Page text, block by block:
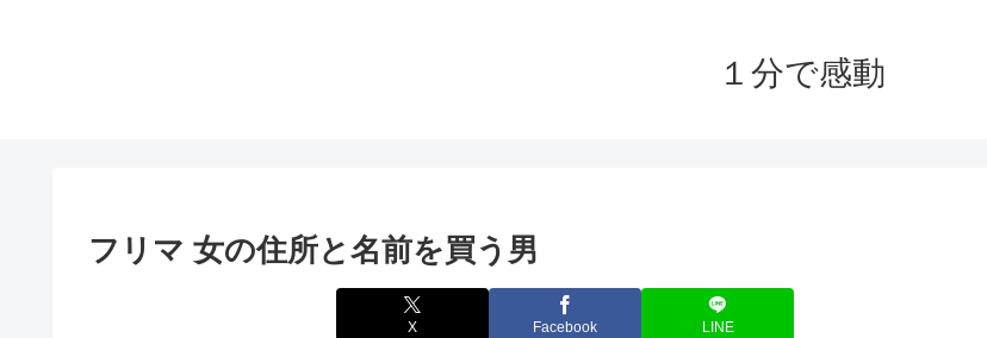
１分で感動
フリマ 女の住所と名前を買う男
X Facebook LINE